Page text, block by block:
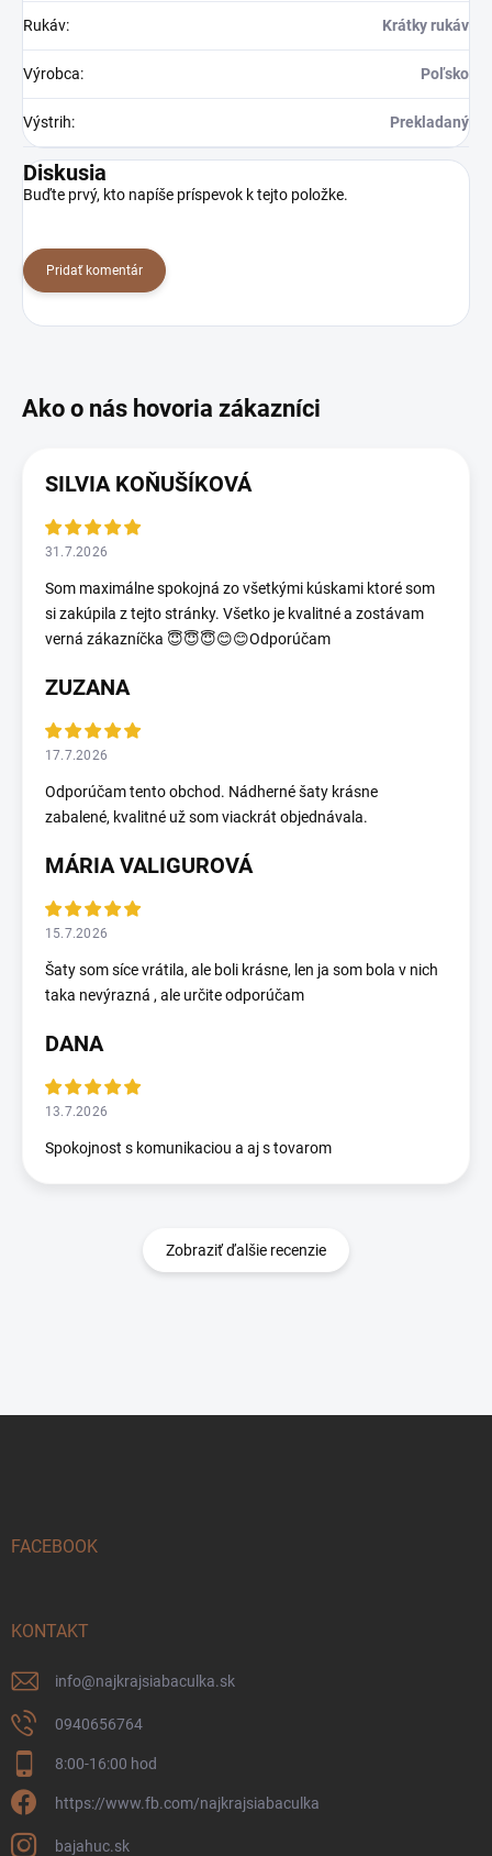
Rukáv: Krátky rukáv
Výrobca: Poľsko
Výstrih: Prekladaný
Diskusia
Buďte prvý, kto napíše príspevok k tejto položke.
Pridať komentár
SILVIA KOŇUŠÍKOVÁ
31.7.2026
Som maximálne spokojná zo všetkými kúskami ktoré som
si zakúpila z tejto stránky. Všetko je kvalitné a zostávam
verná zákazníčka 😇😇😇😊😊Odporúčam
ZUZANA
17.7.2026
Odporúčam tento obchod. Nádherné šaty krásne
zabalené, kvalitné už som viackrát objednávala.
MÁRIA VALIGUROVÁ
15.7.2026
Šaty som síce vrátila, ale boli krásne, len ja som bola v nich
taka nevýrazná , ale určite odporúčam
DANA
13.7.2026
Spokojnost s komunikaciou a aj s tovarom
Zobraziť ďalšie recenzie
FACEBOOK
KONTAKT
info@najkrajsiabaculka.sk
0940656764
8:00-16:00 hod
https://www.fb.com/najkrajsiabaculka
bajahuc.sk